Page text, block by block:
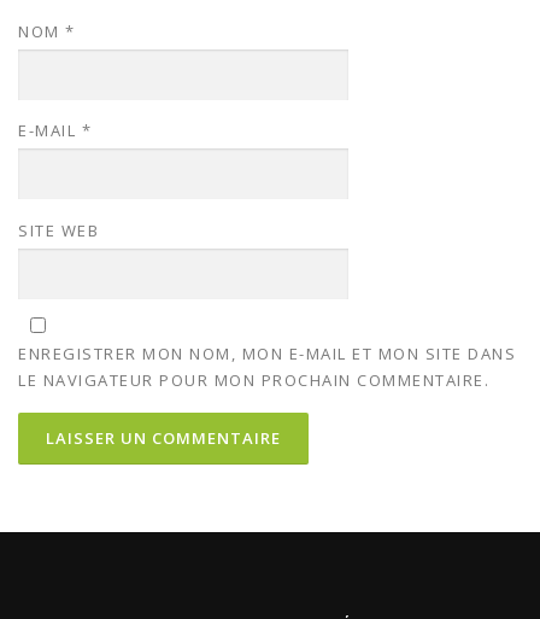
NOM *
E-MAIL *
SITE WEB
ENREGISTRER MON NOM, MON E-MAIL ET MON SITE DANS
LE NAVIGATEUR POUR MON PROCHAIN COMMENTAIRE.